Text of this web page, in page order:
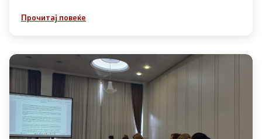
Контакт
Линкови
Изјава за пристапност
Прочитај повеќе